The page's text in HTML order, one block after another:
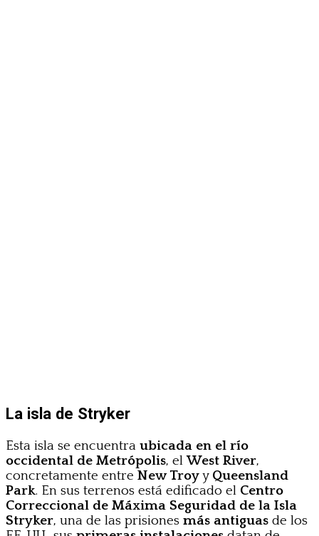
La isla de Stryker
Esta isla se encuentra ubicada en el río
occidental de Metrópolis, elWest River,
concretamente entre New Troyy Queensland
Park. En sus terrenos está edificado el Centro
Correccional de Máxima Seguridad de la Isla
Stryker, una de las prisiones más antiguas de los